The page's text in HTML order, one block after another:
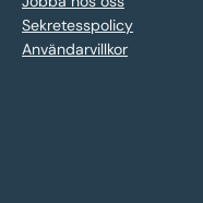
Sekretesspolicy
Användarvillkor